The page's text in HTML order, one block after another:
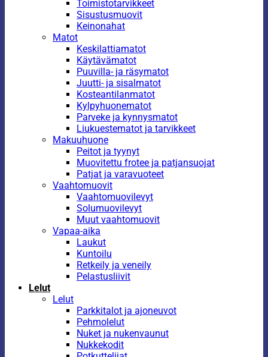
Toimistotarvikkeet
Sisustusmuovit
Keinonahat
Matot
Keskilattiamatot
Käytävämatot
Puuvilla- ja räsymatot
Juutti- ja sisalmatot
Kosteantilanmatot
Kylpyhuonematot
Parveke ja kynnysmatot
Liukuestematot ja tarvikkeet
Makuuhuone
Peitot ja tyynyt
Muovitettu frotee ja patjansuojat
Patjat ja varavuoteet
Vaahtomuovit
Vaahtomuovilevyt
Solumuovilevyt
Muut vaahtomuovit
Vapaa-aika
Laukut
Kuntoilu
Retkeily ja veneily
Pelastusliivit
Lelut
Lelut
Parkkitalot ja ajoneuvot
Pehmolelut
Nuket ja nukenvaunut
Nukkekodit